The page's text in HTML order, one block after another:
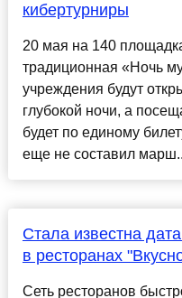
кибертурниры
20 мая на 140
традиционная «Ночь
учреждения будут
глубокой ночи, а
будет по единому
еще не составил
Стала известна
в ресторанах
Сеть ресторанов